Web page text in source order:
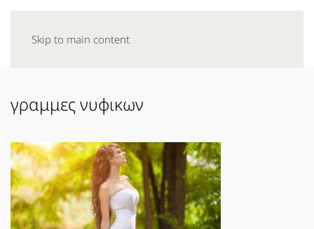
Skip to main content
γραμμες νυφικων